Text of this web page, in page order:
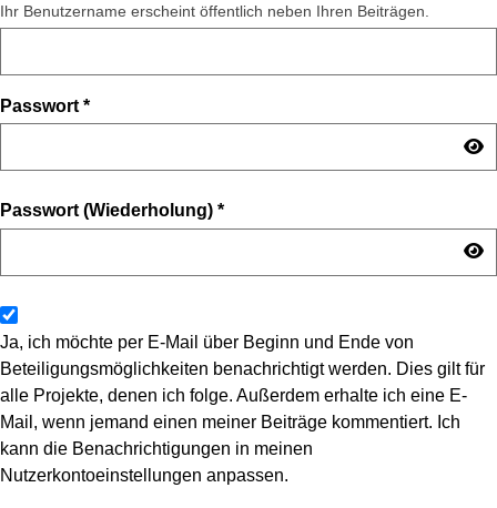
Ihr Benutzername erscheint öffentlich neben Ihren Beiträgen.
Passwort *
Passwort (Wiederholung) *
Ja, ich möchte per E-Mail über Beginn und Ende von
Beteiligungsmöglichkeiten benachrichtigt werden. Dies gilt für
alle Projekte, denen ich folge. Außerdem erhalte ich eine E-
Mail, wenn jemand einen meiner Beiträge kommentiert. Ich
kann die Benachrichtigungen in meinen
Nutzerkontoeinstellungen anpassen.